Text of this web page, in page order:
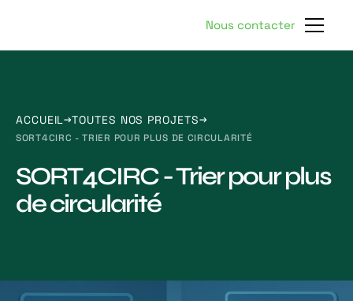
Nous contacter
ACCUEIL TOUTES NOS PROJETS
SORT4CIRC - TRIER POUR PLUS DE CIRCULARITÉ
SORT4CIRC - Trier pour plus
de circularité